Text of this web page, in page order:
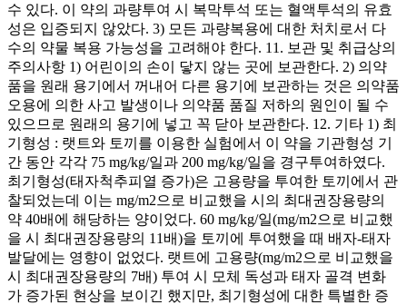
수 있다. 이 약의 과량투여 시 복막투석 또는 혈액투석의 유효
성은 입증되지 않았다. 3) 모든 과량복용에 대한 처치로서 다
수의 약물 복용 가능성을 고려해야 한다. 11. 보관 및 취급상의
주의사항 1) 어린이의 손이 닿지 않는 곳에 보관한다. 2) 의약
품을 원래 용기에서 꺼내어 다른 용기에 보관하는 것은 의약품
오용에 의한 사고 발생이나 의약품 품질 저하의 원인이 될 수
있으므로 원래의 용기에 넣고 꼭 닫아 보관한다. 12. 기타 1) 최
기형성 : 랫트와 토끼를 이용한 실험에서 이 약을 기관형성 기
간 동안 각각 75 mg/kg/일과 200 mg/kg/일을 경구투여하였다.
최기형성(태자척추피열 증가)은 고용량을 투여한 토끼에서 관
찰되었는데 이는 mg/m2으로 비교했을 시의 최대권장용량의
약 40배에 해당하는 양이었다. 60 mg/kg/일(mg/m2으로 비교했
을 시 최대권장용량의 11배)을 토끼에 투여했을 때 배자-태자
발달에는 영향이 없었다. 랫트에 고용량(mg/m2으로 비교했을
시 최대권장용량의 7배) 투여 시 모체 독성과 태자 골격 변화
가 증가된 현상을 보이긴 했지만, 최기형성에 대한 특별한 증